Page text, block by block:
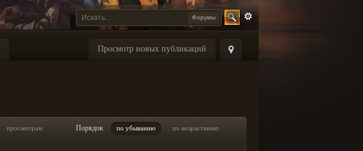
Форумы
Просмотр новых публикаций
просмотрам Порядок по убыванию по возрастанию